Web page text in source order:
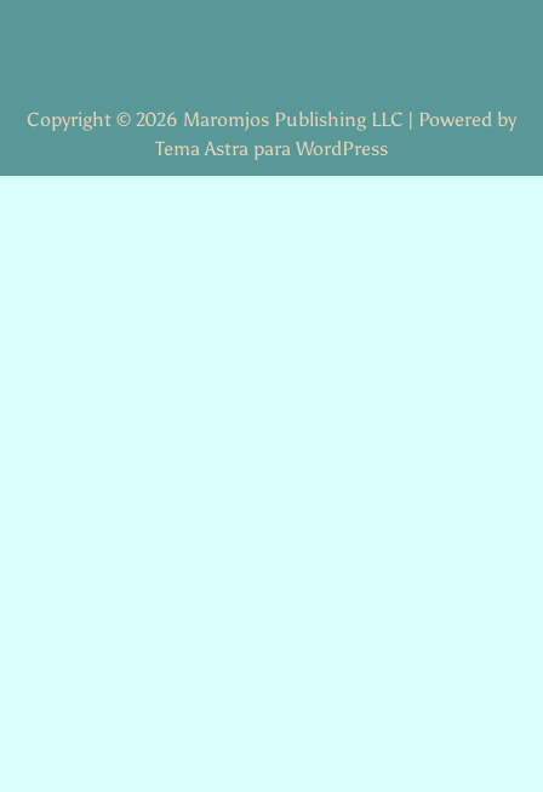
Copyright © 2026 Maromjos Publishing LLC | Powered by
Tema Astra para WordPress